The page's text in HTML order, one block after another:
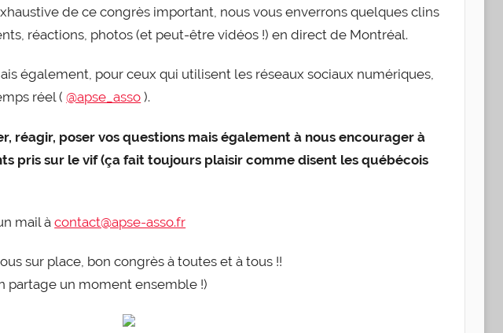
de ce congrès important, nous vous enverrons quelques clins
réactions, photos (et peut-être vidéos !) en direct de Montréal.
également, pour ceux qui utilisent les réseaux sociaux numériques,
réel (@apse_asso ).
réagir, poser vos questions mais également à nous encourager à
pris sur le vif (ça fait toujours plaisir comme disent les québécois
mail àcontact@apse-asso.fr
sur place, bon congrès à toutes et à tous !!
partage un moment ensemble !)